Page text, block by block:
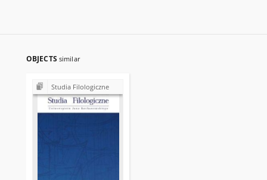
OBJECTS similar
Studia Filologiczne